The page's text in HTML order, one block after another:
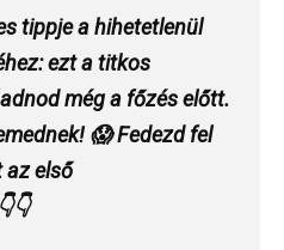
tippje a hihetetlenül
ezt a titkos
még a főzés előtt.
😱 Fedezd fel
az első